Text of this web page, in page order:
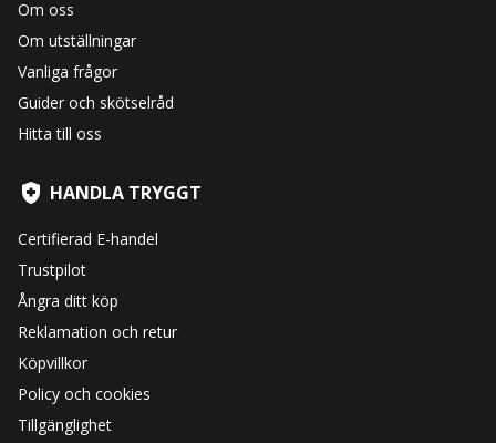
Om oss
Om utställningar
Vanliga frågor
Guider och skötselråd
Hitta till oss
HANDLA TRYGGT
Certifierad E-handel
Trustpilot
Ångra ditt köp
Reklamation och retur
Köpvillkor
Policy och cookies
Tillgänglighet